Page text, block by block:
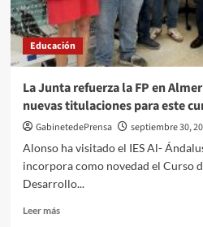
inclusión
plena
Educación
La Junta refuerza la FP en
nuevas titulaciones para este
GabinetedePrensa septiembre 30,
Alonso ha visitado el IES Al-
incorpora como novedad el Curso
Desarrollo...
Leer másLeer